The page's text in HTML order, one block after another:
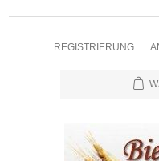
REGISTRIERUNG